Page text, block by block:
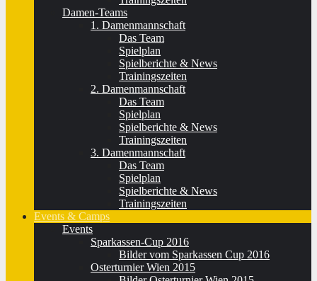
Damen-Teams
1. Damenmannschaft
Das Team
Spielplan
Spielberichte & News
Trainingszeiten
2. Damenmannschaft
Das Team
Spielplan
Spielberichte & News
Trainingszeiten
3. Damenmannschaft
Das Team
Spielplan
Spielberichte & News
Trainingszeiten
Events & Camps
Events
Sparkassen-Cup 2016
Bilder vom Sparkassen Cup 2016
Osterturnier Wien 2015